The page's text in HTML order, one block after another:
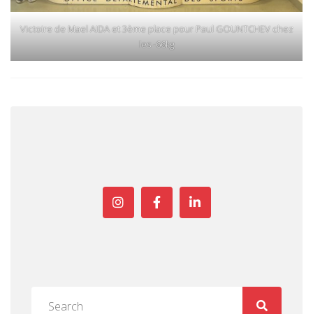
Victoire de Mael AIDA et 3ème place pour Paul GOUNTCHEV chez
les -66kg